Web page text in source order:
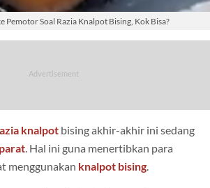
Pemotor Soal Razia Knalpot Bising, Kok Bisa?
knalpot bising akhir-akhir ini sedang
. Hal ini guna menertibkan para
menggunakan knalpot bising.